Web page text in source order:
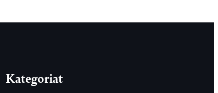
Kategoriat